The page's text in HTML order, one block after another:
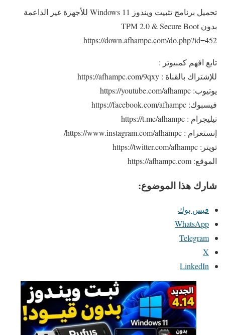
تحميل برنامج تثبيت ويندوز Windows 11 للأجهزة غير الداعمة
بدون TPM 2.0 & Secure Boot
https://down.afhampc.com/do.php?id=452
تابع افهم كمبيوتر :
للإشتراك بالقناة : https://afhampc.com/9qxy
يوتيوب: https://youtube.com/afhampc
فيسبوك: https://facebook.com/afhampc
تيليجرام : https://t.me/afhampc
إنستغرام : https://www.instagram.com/afhampc/
تويتر: https://twitter.com/afhampc
الموقع: https://afhampc.com
شارك هذا الموضوع:
فيس بوك
WhatsApp
Telegram
X
LinkedIn